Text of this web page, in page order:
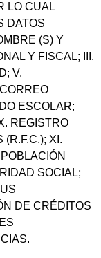
LO CUAL
DATOS
(S) Y
Y FISCAL; III.
V.
ESCOLAR;
REGISTRO
XI.
SOCIAL;
DE CRÉDITOS